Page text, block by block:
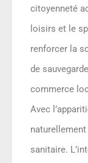
citoyenneté
loisirs et le
renforcer la
de
commerce
Avec
sanitaire.